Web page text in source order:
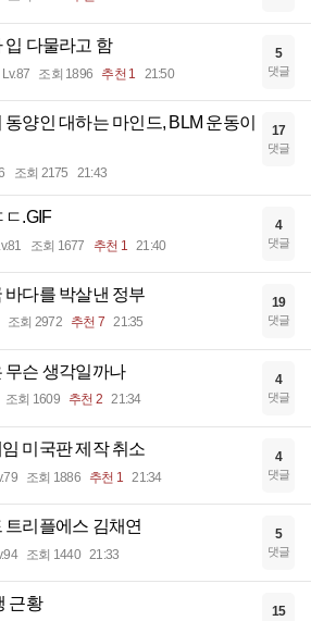
입 다물라고 함
Lv.87 조회 1896 추천 1 21:50
5
댓글
동양인 대하는 마인드, BLM 운동이
조회 2175 21:43
17
댓글
ㄷ.GIF
조회 1677 추천 1 21:40
4
댓글
바다를 박살낸 정부
조회 2972 추천 7 21:35
19
댓글
무슨 생각일까나
조회 1609 추천 2 21:34
4
댓글
미국판 제작 취소
조회 1886 추천 1 21:34
4
댓글
트리플에스 김채연
조회 1440 21:33
5
댓글
근황 15